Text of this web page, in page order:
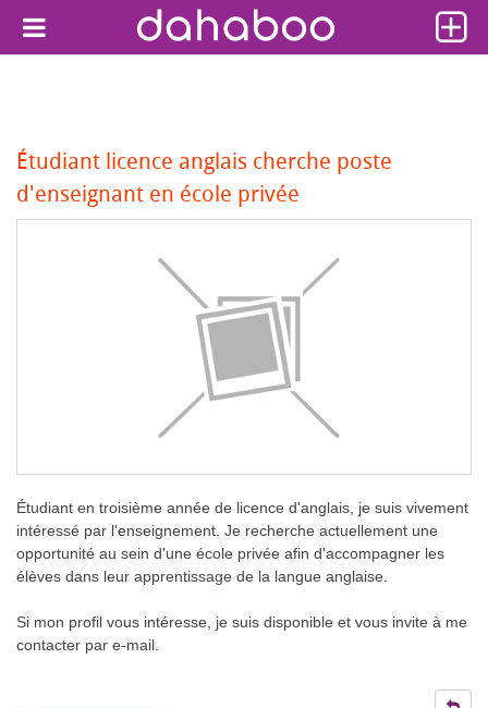
Étudiant licence anglais cherche poste
d'enseignant en école privée
Étudiant en troisième année de licence d'anglais, je suis vivement
intéressé par l'enseignement. Je recherche actuellement une
opportunité au sein d'une école privée afin d'accompagner les
élèves dans leur apprentissage de la langue anglaise.
Si mon profil vous intéresse, je suis disponible et vous invite à me
contacter par e-mail.